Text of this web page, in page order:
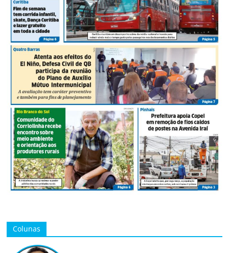
Colunas